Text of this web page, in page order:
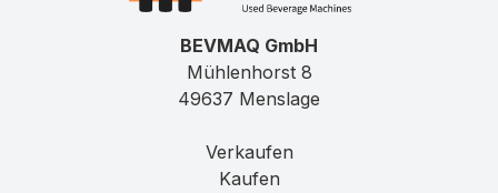
BEVMAQ GmbH
Mühlenhorst 8
49637 Menslage
Verkaufen
Kaufen